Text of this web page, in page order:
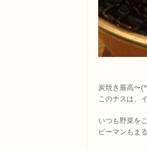
炭焼き最高〜
このナスは、
いつも野菜を
ピーマンもま